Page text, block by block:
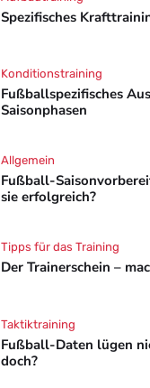
Spezifisches
Fußballspezifisches
Saisonphasen
Konditionstraining
Fußball-
sie erfolgreich?
Allgemein
Der Trainerschein –
Tipps für das Training
Fußball-Daten lügen
doch?
Taktiktraining